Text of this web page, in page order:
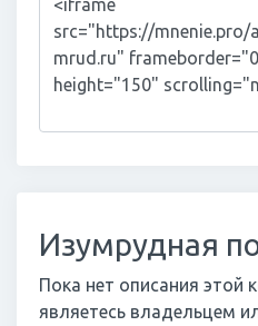
Изумрудная
Пока нет описания этой
являетесь владельцем